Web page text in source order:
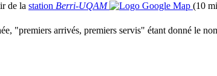
de la station Berri-UQAM (10
"premiers arrivés, premiers servis" étant donné le